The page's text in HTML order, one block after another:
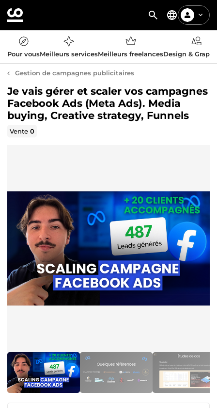
Pour vousMeilleurs servicesMeilleurs freelancesDesign &
Gestion de campagnes publicitaires
Je vais gérer et scaler vos campagnes
Facebook Ads (Meta Ads). Media
buying, Creative strategy, Funnels
Vente0